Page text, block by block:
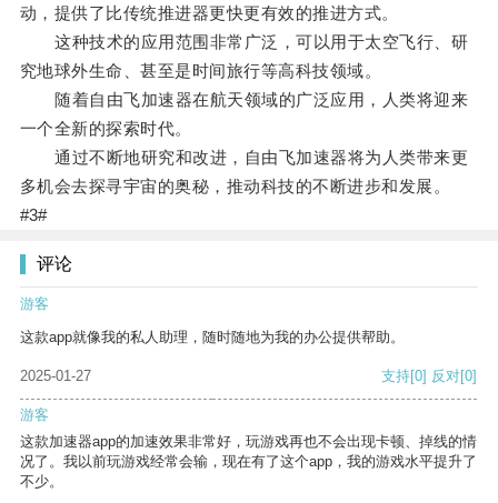
动，提供了比传统推进器更快更有效的推进方式。
这种技术的应用范围非常广泛，可以用于太空飞行、研
究地球外生命、甚至是时间旅行等高科技领域。
随着自由飞加速器在航天领域的广泛应用，人类将迎来
一个全新的探索时代。
通过不断地研究和改进，自由飞加速器将为人类带来更
多机会去探寻宇宙的奥秘，推动科技的不断进步和发展。
#3#
评论
游客
这款app就像我的私人助理，随时随地为我的办公提供帮助。
2025-01-27 支持[0] 反对[0]
游客
这款加速器app的加速效果非常好，玩游戏再也不会出现卡顿、掉线的情
况了。我以前玩游戏经常会输，现在有了这个app，我的游戏水平提升了
不少。